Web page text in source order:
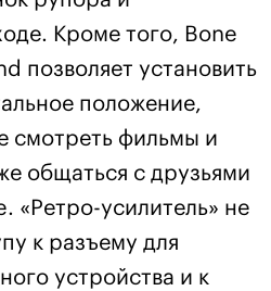
Кроме того, Bone
позволяет установить
положение,
смотреть фильмы и
общаться с друзьями
«Ретро-усилитель» не
к разъему для
устройства и к